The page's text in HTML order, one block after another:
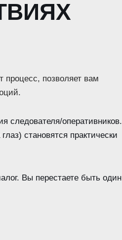
процесс, позволяет вам
следователя/оперативников.
становятся практически
Вы перестаете быть один